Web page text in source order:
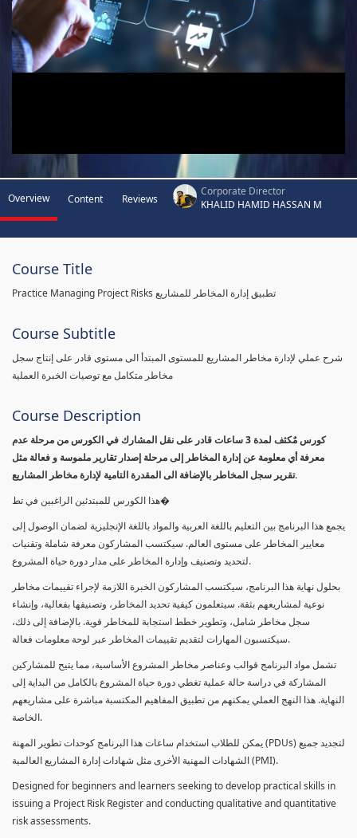
Overview Content Reviews
Corporate Director
KHALID HAMID HASSAN M
Course Title
Practice Managing Project Risks تطبيق إدارة المخاطر للمشاريع
Course Subtitle
شرح عملي لإدارة مخاطر المشاريع للمستوى المبتدأ الى مستوى قادر على إنتاج سجل
مخاطر متكامل مع توصيات الخبرة العملية
Course Description
كورس مٌكثف لمدة 3 ساعات قادر على نقل المشارك في الكورس من مرحلة عدم
معرفة أي معلومة عن إدارة المخاطر إلى مرحلة إصدار تقارير ملموسة و فعالة مثل
تقرير سجل المخاطر بالإضافة الى المقدرة التامية لإدارة مخاطر المشاريع.
هذا الكورس للمبتدئين الراغبين في تط�
يجمع هذا البرنامج بين التعليم باللغة العربية والمواد باللغة الإنجليزية لضمان الوصول إلى
معايير المخاطر على مستوى العالم. سيكتسب المشاركون معرفة شاملة وتقنيات
لتحديد وتصنيف وإدارة المخاطر على مدار دورة حياة المشروع.
بحلول نهاية هذا البرنامج، سيكتسب المشاركون الخبرة اللازمة لإجراء تقييمات مخاطر
نوعية لمشاريعهم بثقة. سيتعلمون كيفية تحديد المخاطر، وتصنيفها بفعالية، وإنشاء
سجل مخاطر شامل، وتطوير خطط استجابة للمخاطر قوية. بالإضافة إلى ذلك،
سيكتسبون المهارات لتقديم تقييمات المخاطر عبر لوحة معلومات فعالة.
تشمل مواد البرنامج قوالب وعناصر مخاطر المشروع الأساسية، مما يتيح للمشاركين
المشاركة في دراسة حالة عملية تغطي دورة حياة المشروع بالكامل من البداية إلى
النهاية. هذا النهج العملي يمكنهم من تطبيق المفاهيم المكتسبة مباشرة على مشاريعهم
الخاصة.
يمكن للطلاب استخدام ساعات هذا البرنامج كوحدات تطوير المهنة (PDUs) لتجديد جميع
الشهادات المهنية الأخرى مثل شهادات إدارة المشاريع العالمية (PMI).
Designed for beginners and learners seeking to develop practical skills in
issuing a Project Risk Register and conducting qualitative and quantitative
risk assessments.